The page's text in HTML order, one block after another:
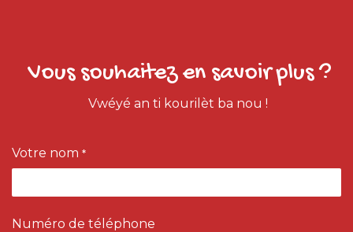
Vous souhaitez en savoir plus ?
Vwéyé an ti kourilèt ba nou !
Votre nom *
Numéro de téléphone